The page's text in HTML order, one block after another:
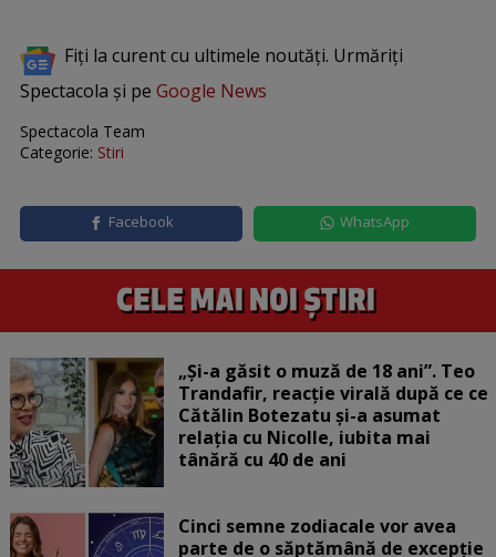
Fiți la curent cu ultimele noutăți. Urmăriți
Spectacola și pe Google News
Spectacola Team
Categorie: Stiri
Facebook WhatsApp
„Și-a găsit o muză de 18 ani”. Teo
Trandafir, reacție virală după ce ce
Cătălin Botezatu și-a asumat
relația cu Nicolle, iubita mai
tânără cu 40 de ani
Cinci semne zodiacale vor avea
parte de o săptămână de excepție